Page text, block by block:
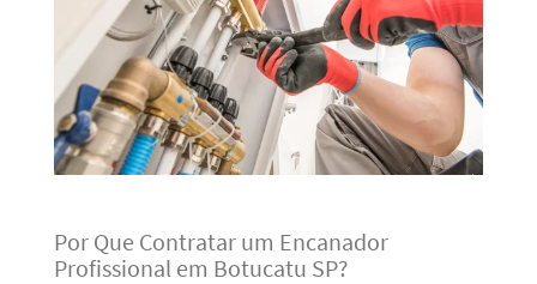
Por Que Contratar um Encanador
Profissional em Botucatu SP?